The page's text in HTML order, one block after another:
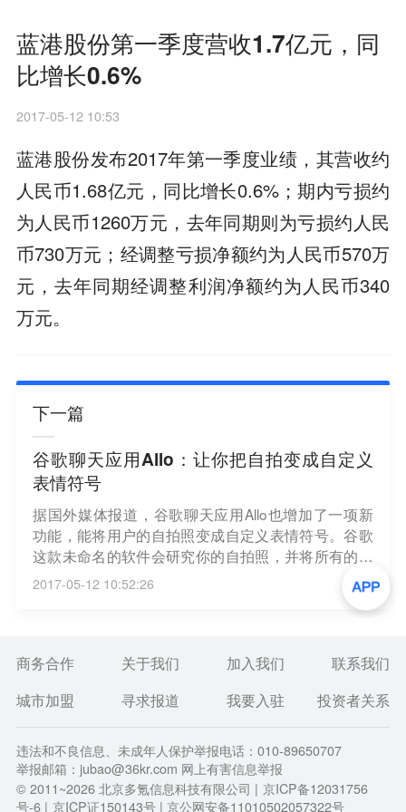
蓝港股份第一季度营收1.7亿元，同
比增长0.6%
2017-05-12 10:53
蓝港股份发布2017年第一季度业绩，其营收约
人民币1.68亿元，同比增长0.6%；期内亏损约
为人民币1260万元，去年同期则为亏损约人民
币730万元；经调整亏损净额约为人民币570万
元，去年同期经调整利润净额约为人民币340
万元。
下一篇
谷歌聊天应用Allo：让你把自拍变成自定义
表情符号
据国外媒体报道，谷歌聊天应用Allo也增加了一项新
功能，能将用户的自拍照变成自定义表情符号。谷歌
这款未命名的软件会研究你的自拍照，并将所有的面
部特征都考虑进去，然后把它变成一个个贴纸。谷歌
还与一些艺术家合作，创作出代表各种功能的插图，
例如，艺术家们设计了一组他们认为具有代表性的发
相匹配。到现在，大约有56.3亿亿种不同的组合产生
2017-05-12 10:52:26
商务合作 关于我们 加入我们
联系我们
城市加盟
寻求报道 我要入驻 投资者关系
违法和不良信息、未成年人保护举报电话：010-89650707
举报邮箱：jubao@36kr.com 网上有害信息举报
© 2011~2026北京多氪信息科技有限公司 | 京ICP备12031756
号-6 | 京ICP证150143号 | 京公网安备11010502057322号